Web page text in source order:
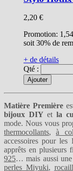
2,20 €
Promotion:
soit 30% de
+ de détails
Qté :
Ajouter
Matière Première
bijoux DIY etla
mode. Nous vous
thermocollants,à
accessoires pour
apprêts en plusieurs
925… mais aussi une
perles Miyuki,